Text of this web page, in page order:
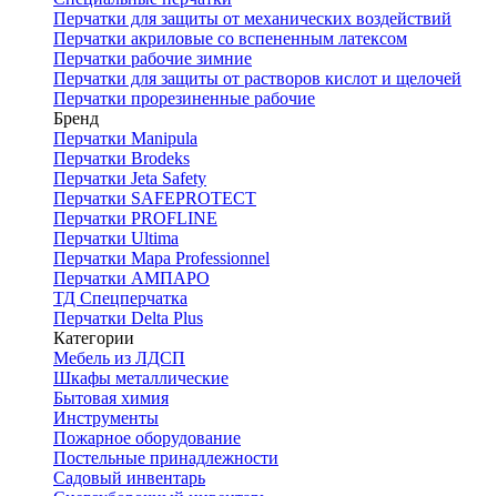
Перчатки для защиты от механических воздействий
Перчатки акриловые со вспененным латексом
Перчатки рабочие зимние
Перчатки для защиты от растворов кислот и щелочей
Перчатки прорезиненные рабочие
Бренд
Перчатки Manipula
Перчатки Brodeks
Перчатки Jeta Safety
Перчатки SAFEPROTECT
Перчатки PROFLINE
Перчатки Ultima
Перчатки Мара Professionnel
Перчатки АМПАРО
ТД Спецперчатка
Перчатки Delta Plus
Категории
Мебель из ЛДСП
Шкафы металлические
Бытовая химия
Инструменты
Пожарное оборудование
Постельные принадлежности
Садовый инвентарь